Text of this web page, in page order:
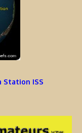
Station ISS